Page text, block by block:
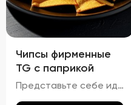
Чипсы фирменные
TG с паприкой
Представьте себе идеальное сочетание тонкого лаваша, превращенного в золотистые, равномерно подрумяненные чипсы. Каждый кусочек покрыт тонким слоем паприки, которая придает им легкий, но ощутимый аромат и пикантность. Эти чипсы не просто хрустят – они буквально тают во рту, оставляя приятное послевкусие соли и нежной остроты. Идеальный перекус для любого случая!